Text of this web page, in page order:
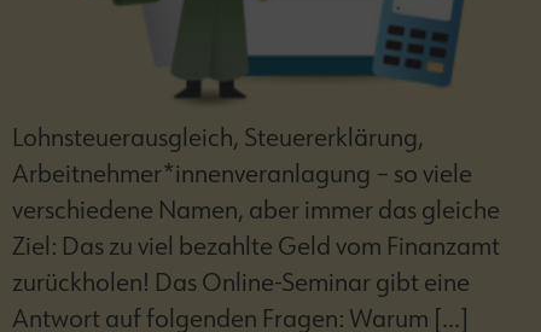
Lohnsteuerausgleich, Steuererklärung,
Arbeitnehmer*innenveranlagung – so viele
verschiedene Namen, aber immer das gleiche
Ziel: Das zu viel bezahlte Geld vom Finanzamt
zurückholen! Das Online-Seminar gibt eine
Antwort auf folgenden Fragen: Warum […]